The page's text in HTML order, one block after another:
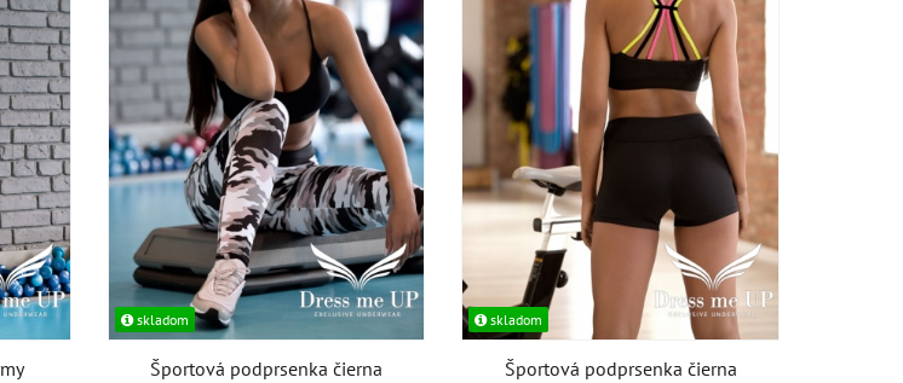
skladom
Športová podprsenka čierna
skladom
Športová podprsenka čierna